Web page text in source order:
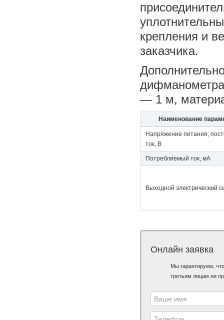
крепления и
заказчика.
— 1 м,
Наименование
Напряжение питания,
ток, В
Потребляемый ток, мА
Выходной электрический
Онлайн заявка
Мы гарантируем,
третьим лицам ни